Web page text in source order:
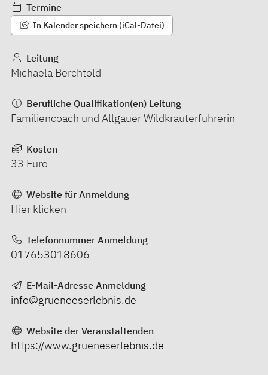
Termine
In Kalender speichern (iCal-Datei)
Leitung
Michaela Berchtold
Berufliche Qualifikation(en) Leitung
Familiencoach und Allgäuer Wildkräuterführerin
Kosten
33 Euro
Website für Anmeldung
Hier klicken
Telefonnummer Anmeldung
017653018606
E-Mail-Adresse Anmeldung
info@grueneeserlebnis.de
Website der Veranstaltenden
https://www.grueneserlebnis.de